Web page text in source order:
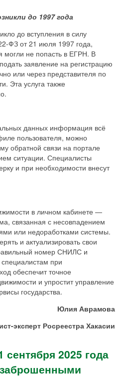
до 1997 года
до вступления в силу
ФЗ от 21 июля 1997 года,
могли не попасть в ЕГРН. В
заявление на регистрацию
или через представителя по
Эта услуга также
данных информация всё
пользователя, можно
обратной связи на портале
ситуации. Специалисты
и при необходимости внесут
в личном кабинете —
связанная с несовпадением
или недоработками системы.
и актуализировать свои
номер СНИЛС и
при
обеспечит точное
и упростит управление
государства.
Юлия Аврамова
эксперт Росреестра Хакасии
сентября 2025 года
заброшенными